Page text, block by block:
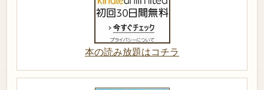
本の読み放題はコチラ